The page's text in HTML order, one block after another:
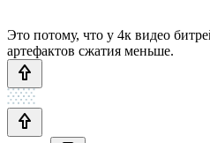
Это потому, что у 4к видео
артефактов сжатия меньше.